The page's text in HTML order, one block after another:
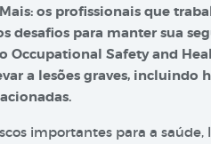
Mais: os profissionais que
desafios para manter sua
Occupational Safety and
a lesões graves, incluindo
importantes para a saúde,